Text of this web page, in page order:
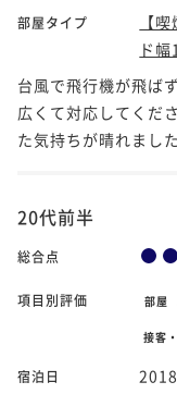
部屋タイプ
【
ド
台風で飛行機が飛ば
広くて対応してくだ
た気持ちが晴れまし
20代前半
総合点
項目別評価 部屋
接客
宿泊日